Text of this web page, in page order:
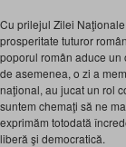
Cu prilejul Zilei
prosperitate tuturor
poporul român aduce un
de asemenea, o zi a
naţional, au jucat un rol
suntem chemaţi să ne
exprimăm totodată
liberă şi democratică.